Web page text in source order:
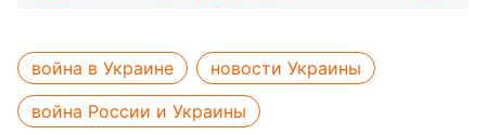
война в Украине
новости Украины
война России и Украины